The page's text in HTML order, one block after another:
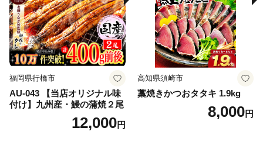
福岡県行橋市
AU-043 【当店オリジナル味
付け】九州産・鰻の蒲焼２尾
12,000円
高知県須崎市
藁焼きかつおタタキ 1.9kg
8,000円